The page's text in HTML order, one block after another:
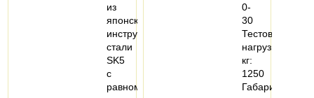
из
японской
инструментальной
стали
SK5
с
равномерно
0-
30
Тестовая
нагрузка,
кг:
1250
Габариты